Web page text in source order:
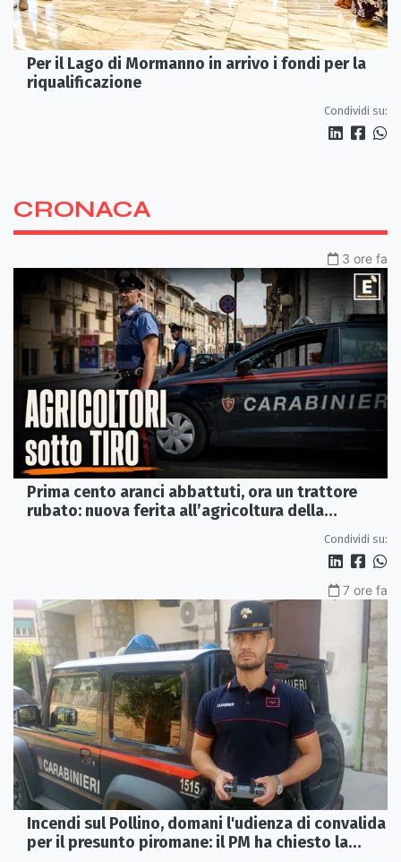
Per il Lago di Mormanno in arrivo i fondi per la
riqualificazione
Condividi su:
CRONACA
3 ore fa
Prima cento aranci abbattuti, ora un trattore
rubato: nuova ferita all’agricoltura della
Condividi su:
7 ore fa
Incendi sul Pollino, domani l'udienza di convalida
per il presunto piromane: il PM ha chiesto la